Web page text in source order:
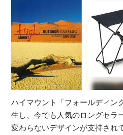
ハイマウント「フォールディン
生し、今でも人気のロングセラ
変わらないデザインが支持され